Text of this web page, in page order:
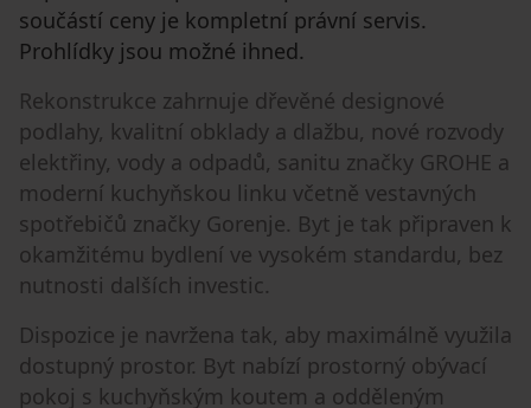
součástí ceny je kompletní právní servis.
Prohlídky jsou možné ihned.
Rekonstrukce zahrnuje dřevěné designové
podlahy, kvalitní obklady a dlažbu, nové rozvody
elektřiny, vody a odpadů, sanitu značky GROHE a
moderní kuchyňskou linku včetně vestavných
spotřebičů značky Gorenje. Byt je tak připraven k
okamžitému bydlení ve vysokém standardu, bez
nutnosti dalších investic.
Dispozice je navržena tak, aby maximálně využila
dostupný prostor. Byt nabízí prostorný obývací
pokoj s kuchyňským koutem a odděleným